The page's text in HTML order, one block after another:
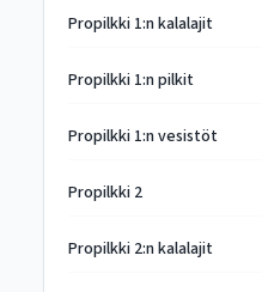
Propilkki 1:n kalalajit
Propilkki 1:n pilkit
Propilkki 1:n vesistöt
Propilkki 2
Propilkki 2:n kalalajit